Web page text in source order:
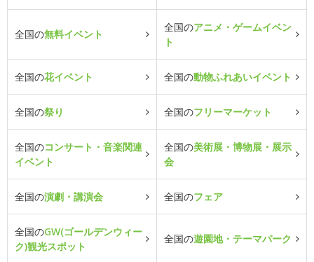
全国の無料イベント
全国のアニメ・ゲームイベン
ト
全国の花イベント 全国の動物ふれあいイベント
全国の祭り 全国のフリーマーケット
全国のコンサート・音楽関連
イベント
全国の美術展・博物展・展示
会
全国の演劇・講演会 全国のフェア
全国のGW(ゴールデンウィー
ク)観光スポット
全国の遊園地・テーマパーク